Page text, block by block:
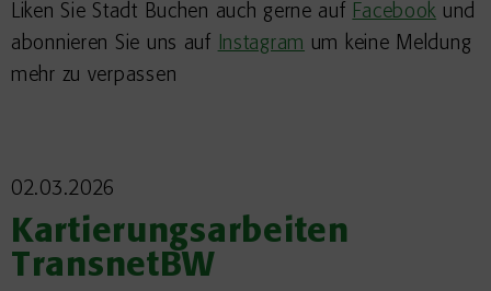
Liken Sie Stadt Buchen auch gerne auf Facebook und
abonnieren Sie uns auf
Instagram um keine Meldung
mehr zu verpassen
02.03.2026
Kartierungsarbeiten
TransnetBW